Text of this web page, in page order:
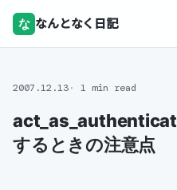
な なんとなく日記
2007.12.13 1 min read
するときの注意点